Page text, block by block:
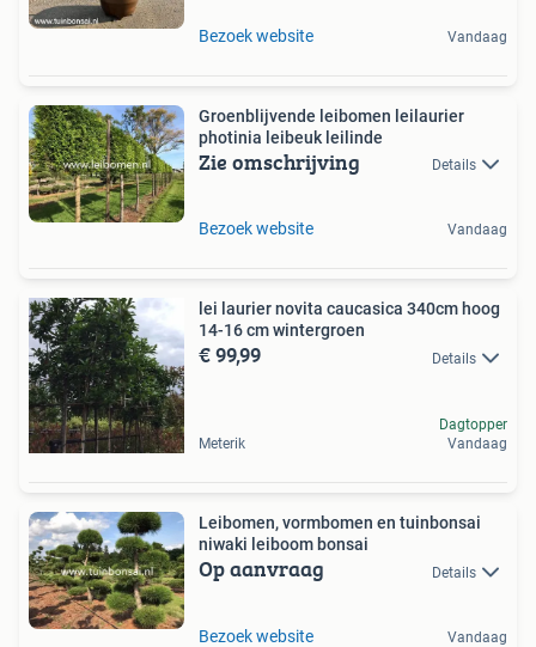
Bezoek website Vandaag
Groenblijvende leibomen leilaurier
photinia leibeuk leilinde
Zie omschrijving Details
Bezoek website Vandaag
lei laurier novita caucasica 340cm hoog
14-16 cm wintergroen
€ 99,99 Details
Meterik
Dagtopper
Vandaag
Leibomen, vormbomen en tuinbonsai
niwaki leiboom bonsai
Op aanvraag Details
Bezoek website Vandaag